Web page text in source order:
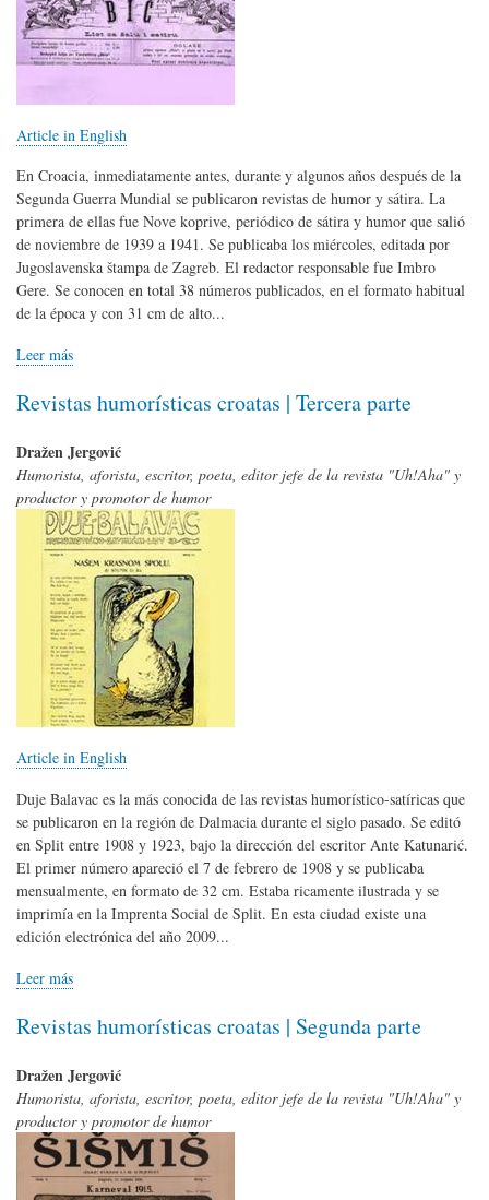
Article in English
En Croacia, inmediatamente antes, durante y algunos años después de la
Segunda Guerra Mundial se publicaron revistas de humor y sátira. La
primera de ellas fue Nove koprive, periódico de sátira y humor que salió
de noviembre de 1939 a 1941. Se publicaba los miércoles, editada por
Jugoslavenska štampa de Zagreb. El redactor responsable fue Imbro
Gere. Se conocen en total 38 números publicados, en el formato habitual
de la época y con 31 cm de alto...
Leer más
Revistas humorísticas croatas | Tercera parte
Dražen Jergović
Humorista, aforista, escritor, poeta, editor jefe de la revista "Uh!Aha" y
productor y promotor de humor
Article in English
Duje Balavac es la más conocida de las revistas humorístico-satíricas que
se publicaron en la región de Dalmacia durante el siglo pasado. Se editó
en Split entre 1908 y 1923, bajo la dirección del escritor Ante Katunarić.
El primer número apareció el 7 de febrero de 1908 y se publicaba
mensualmente, en formato de 32 cm. Estaba ricamente ilustrada y se
imprimía en la Imprenta Social de Split. En esta ciudad existe una
edición electrónica del año 2009...
Leer más
Revistas humorísticas croatas | Segunda parte
Dražen Jergović
Humorista, aforista, escritor, poeta, editor jefe de la revista "Uh!Aha" y
productor y promotor de humor